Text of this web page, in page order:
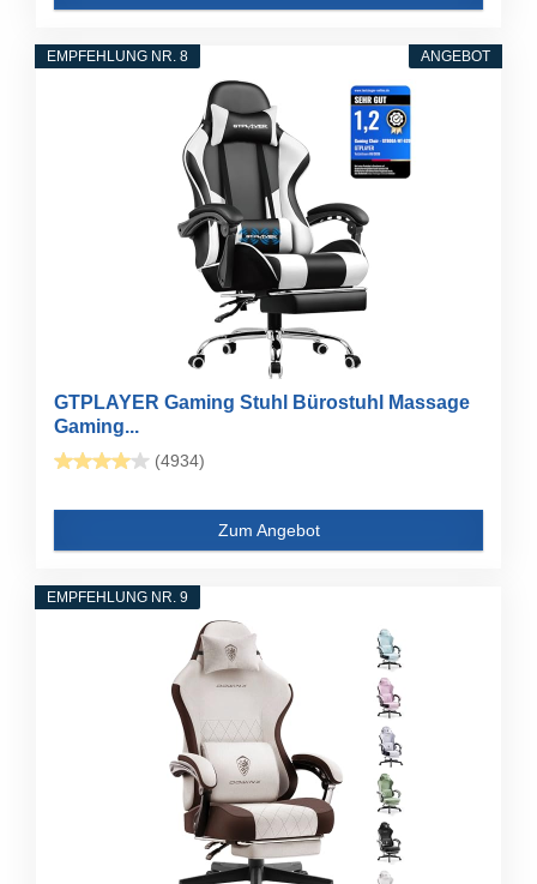
ANGEBOT
EMPFEHLUNG NR. 8
GTPLAYER Gaming Stuhl Bürostuhl Massage
Gaming...
(4934)
Zum Angebot
EMPFEHLUNG NR. 9